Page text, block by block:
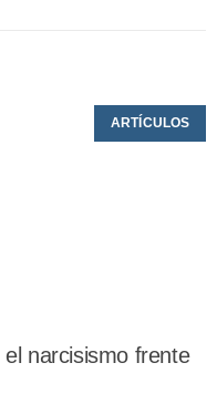
ARTÍCULOS
narcisismo frente